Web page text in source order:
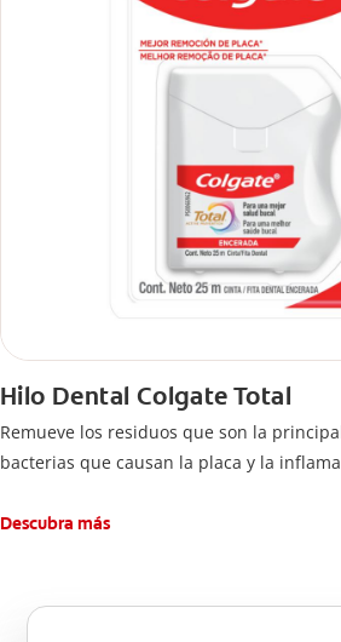
Hilo Dental Colgate Total
Remueve los residuos que son la
bacterias que causan la placa y la
Descubra más